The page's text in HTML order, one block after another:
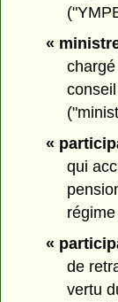
«
«
qui
«
de
vertu